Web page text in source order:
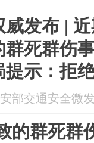
威发布 |
群死群伤
提示：拒
部交通安全微
的群死群